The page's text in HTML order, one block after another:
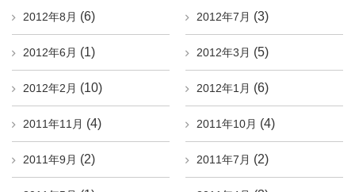
2012年8月 (6) 2012年7月 (3)
2012年6月 (1) 2012年3月 (5)
2012年2月 (10) 2012年1月 (6)
2011年11月 (4) 2011年10月 (4)
2011年9月 (2) 2011年7月 (2)